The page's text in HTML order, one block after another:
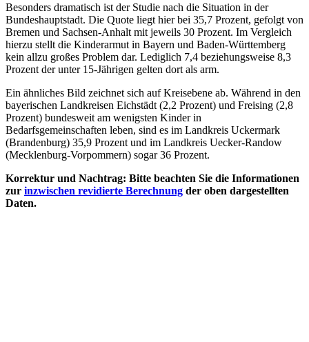
Besonders dramatisch ist der Studie nach die Situation in der
Bundeshauptstadt. Die Quote liegt hier bei 35,7 Prozent, gefolgt von
Bremen und Sachsen-Anhalt mit jeweils 30 Prozent. Im Vergleich
hierzu stellt die Kinderarmut in Bayern und Baden-Württemberg
kein allzu großes Problem dar. Lediglich 7,4 beziehungsweise 8,3
Prozent der unter 15-Jährigen gelten dort als arm.
Ein ähnliches Bild zeichnet sich auf Kreisebene ab. Während in den
bayerischen Landkreisen Eichstädt (2,2 Prozent) und Freising (2,8
Prozent) bundesweit am wenigsten Kinder in
Bedarfsgemeinschaften leben, sind es im Landkreis Uckermark
(Brandenburg) 35,9 Prozent und im Landkreis Uecker-Randow
(Mecklenburg-Vorpommern) sogar 36 Prozent.
Korrektur und Nachtrag: Bitte beachten Sie die Informationen
zur inzwischen revidierte Berechnung der oben dargestellten
Daten.